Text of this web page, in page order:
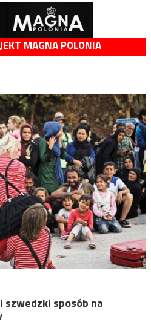
MAGNA POLONIA
szwedzki sposób na